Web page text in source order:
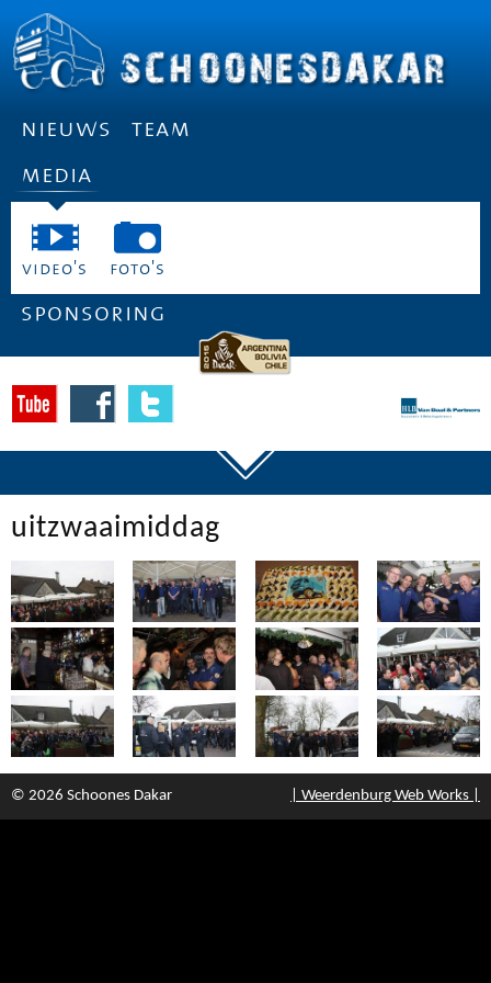
nieuws
team
media
video's foto's
sponsoring
uitzwaaimiddag
© 2026 Schoones Dakar | Weerdenburg Web Works |